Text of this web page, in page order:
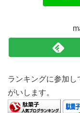
ランキングに参加
がいします。